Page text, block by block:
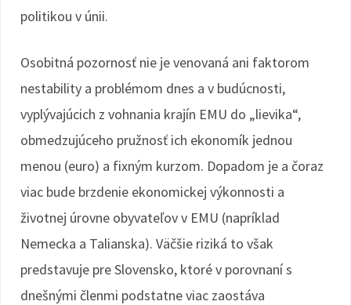
politikou v únii.
Osobitná pozornosť nie je venovaná ani faktorom
nestability a problémom dnes a v budúcnosti,
vyplývajúcich z vohnania krajín EMU do „lievika“,
obmedzujúceho pružnosť ich ekonomík jednou
menou (euro) a fixným kurzom. Dopadom je a čoraz
viac bude brzdenie ekonomickej výkonnosti a
životnej úrovne obyvateľov v EMU (napríklad
Nemecka a Talianska). Väčšie riziká to však
predstavuje pre Slovensko, ktoré v porovnaní s
dnešnými členmi podstatne viac zaostáva